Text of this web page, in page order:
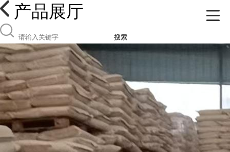
产品展厅
搜索